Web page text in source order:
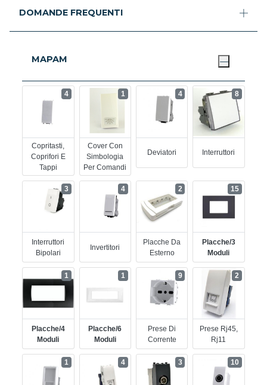
DOMANDE FREQUENTI
MAPAM
Copritasti,
Coprifori E
Tappi
4
Cover Con
Simbologia
Per Comandi
1
Deviatori
4
Interruttori
8
Interruttori
Bipolari
3
Invertitori
4
Placche Da
Esterno
2
Placche/3
Moduli
15
Placche/4
Moduli
1
Placche/6
Moduli
1
Prese Di
Corrente
9
Prese Rj45,
Rj11
2
1 4 3 10